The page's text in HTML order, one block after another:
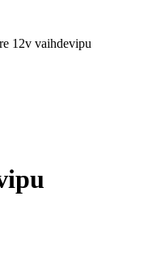
12v vaihdevipu